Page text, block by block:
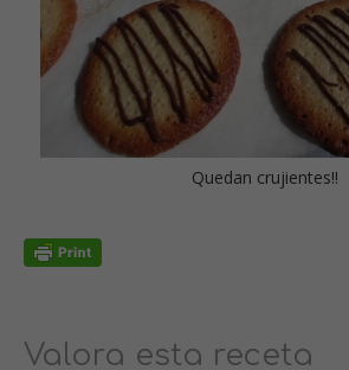
Quedan crujientes!!
Valora esta receta